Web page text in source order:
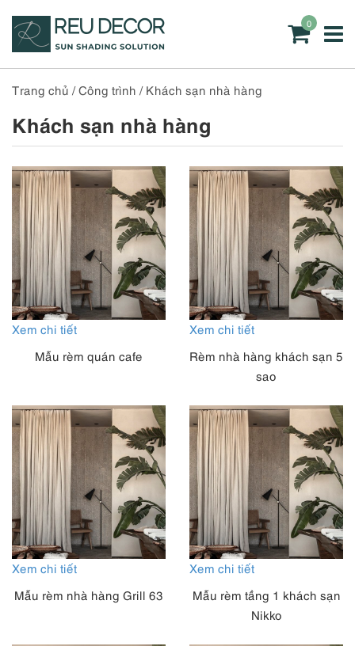
0
Trang chủ /Công trình / Khách sạn nhà hàng
Khách sạn nhà hàng
Xem chi tiết
Mẫu rèm quán cafe
Xem chi tiết
Rèm nhà hàng khách sạn 5
sao
Xem chi tiết
Mẫu rèm nhà hàng Grill 63
Xem chi tiết
Mẫu rèm tầng 1 khách sạn
Nikko